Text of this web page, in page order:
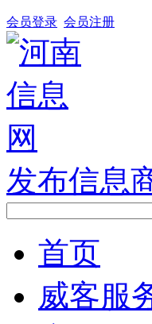
会员登录 会员注册
发布信息
首页
威客服